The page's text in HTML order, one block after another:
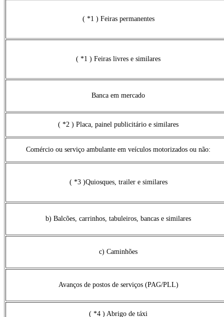
( *1 ) Feiras permanentes
( *1 ) Feiras livres e similares
Banca em mercado
( *2 ) Placa, painel publicitário e similares
Comércio ou serviço ambulante em veículos motorizados ou não:
( *3 )Quiosques, trailer e similares
b) Balcões, carrinhos, tabuleiros, bancas e similares
c) Caminhões
Avanços de postos de serviços (PAG/PLL)
( *4 ) Abrigo de táxi